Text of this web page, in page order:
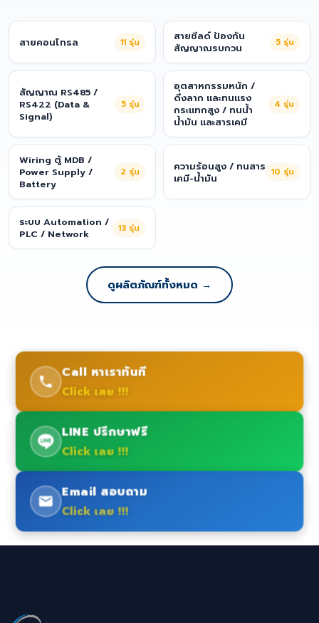
สายคอนโทรล 11 รุ่น
สายชีลด์ ป้องกัน
สัญญาณรบกวน
5 รุ่น
สัญญาณ RS485 /
RS422 (Data &
Signal)
5 รุ่น
อุตสาหกรรมหนัก /
ดึงลาก และทนแรง
กระแทกสูง / ทนน้ำ
น้ำมัน และสารเคมี
4 รุ่น
Wiring ตู้ MDB /
Power Supply /
Battery
2 รุ่น
ความร้อนสูง / ทนสาร
เคมี-น้ำมัน
10 รุ่น
ระบบ Automation /
PLC / Network
13 รุ่น
ดูผลิตภัณฑ์ทั้งหมด →
Call หาเราทันที
Click เลย !!!
LINE ปรึกษาฟรี
Click เลย !!!
Email สอบถาม
Click เลย !!!